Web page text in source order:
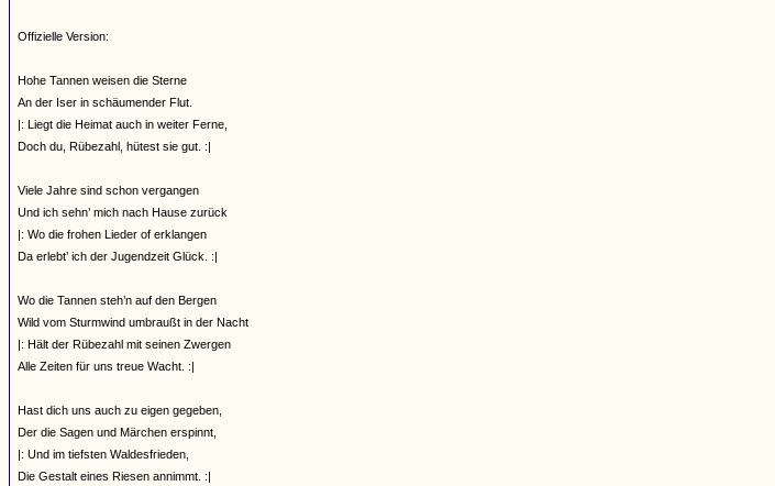
Offizielle Version:
Hohe Tannen weisen die Sterne
An der Iser in schäumender Flut.
|: Liegt die Heimat auch in weiter Ferne,
Doch du, Rübezahl, hütest sie gut. :|
Viele Jahre sind schon vergangen
Und ich sehn’ mich nach Hause zurück
|: Wo die frohen Lieder of erklangen
Da erlebt’ ich der Jugendzeit Glück. :|
Wo die Tannen steh’n auf den Bergen
Wild vom Sturmwind umbraußt in der Nacht
|: Hält der Rübezahl mit seinen Zwergen
Alle Zeiten für uns treue Wacht. :|
Hast dich uns auch zu eigen gegeben,
Der die Sagen und Märchen erspinnt,
|: Und im tiefsten Waldesfrieden,
Die Gestalt eines Riesen annimmt. :|